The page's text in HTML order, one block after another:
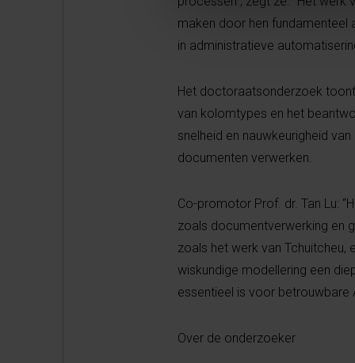
maken door hen fundamenteel
in administratieve
Het doctoraatsonderzoek
van kolomtypes en het
snelheid en nauwkeurigheid
documenten verwerken.
Co-promotor Prof. dr. Tan Lu:
zoals documentverwerking en
zoals het werk van
wiskundige modellering een
essentieel is voor betrouwbare
Over de onderzoeker